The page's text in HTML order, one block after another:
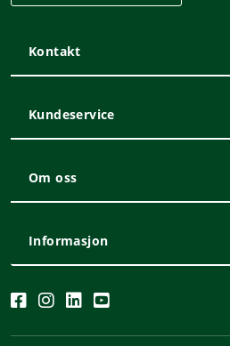
Kontakt
Kundeservice
Om oss
Informasjon